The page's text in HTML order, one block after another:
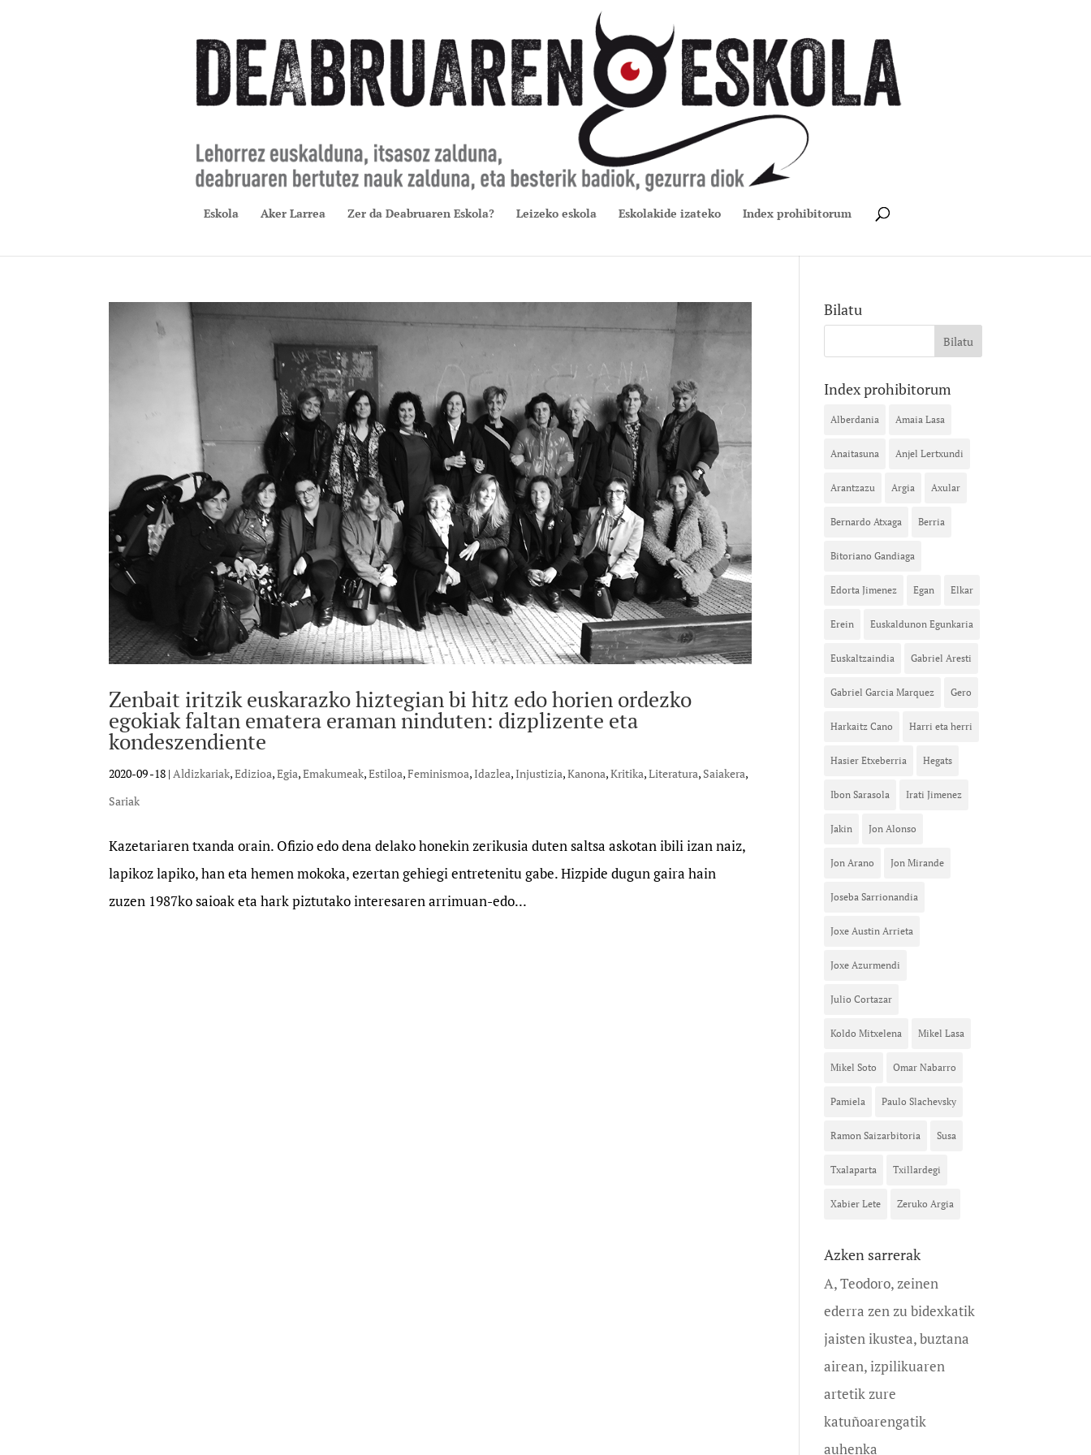
Eskola Aker Larrea Zer da Deabruaren Eskola? Leizeko eskola Eskolakide izateko Index prohibitorum
Zenbait iritzik euskarazko hiztegian bi hitz edo horien ordezko
egokiak faltan ematera eraman ninduten: dizplizente eta
kondeszendiente
2020-09 -18 | Aldizkariak,Edizioa,Egia,Emakumeak,Estiloa,Feminismoa,Idazlea,Injustizia,Kanona,Kritika,Literatura, Saiakera,
Sariak
Kazetariaren txanda orain. Ofizio edo dena delako honekin zerikusia duten saltsa askotan ibili izan naiz,
lapikoz lapiko, han eta hemen mokoka, ezertan gehiegi entretenitu gabe. Hizpide dugun gaira hain
zuzen 1987ko saioak eta hark piztutako interesaren arrimuan-edo...
Bilatu
Index prohibitorum
Alberdania Amaia Lasa
Anaitasuna Anjel Lertxundi
Arantzazu Argia Axular
Bernardo Atxaga Berria
Bitoriano Gandiaga
Edorta Jimenez Egan Elkar
Erein Euskaldunon Egunkaria
Euskaltzaindia Gabriel Aresti
Gabriel Garcia Marquez Gero
Harkaitz Cano Harri eta herri
Hasier Etxeberria Hegats
Ibon Sarasola Irati Jimenez
Jakin Jon Alonso
Jon Arano Jon Mirande
Joseba Sarrionandia
Joxe Austin Arrieta
Joxe Azurmendi
Julio Cortazar
Koldo Mitxelena Mikel Lasa
Mikel Soto Omar Nabarro
Pamiela Paulo Slachevsky
Ramon Saizarbitoria Susa
Txalaparta Txillardegi
Xabier Lete Zeruko Argia
Azken sarrerak
A, Teodoro, zeinen
ederra zen zu bidexkatik
jaisten ikustea, buztana
airean, izpilikuaren
artetik zure
katuñoarengatik
auhenka